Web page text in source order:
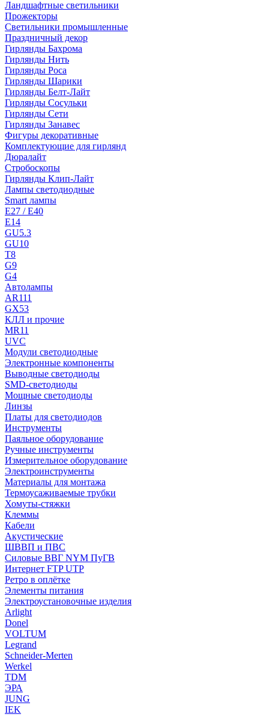
Ландшафтные светильники
Прожекторы
Светильники промышленные
Праздничный декор
Гирлянды Бахрома
Гирлянды Нить
Гирлянды Роса
Гирлянды Шарики
Гирлянды Белт-Лайт
Гирлянды Сосульки
Гирлянды Сети
Гирлянды Занавес
Фигуры декоративные
Комплектующие для гирлянд
Дюралайт
Стробоскопы
Гирлянды Клип-Лайт
Лампы светодиодные
Smart лампы
E27 / E40
E14
GU5.3
GU10
T8
G9
G4
Автолампы
AR111
GX53
КЛЛ и прочие
MR11
UVC
Модули светодиодные
Электронные компоненты
Выводные светодиоды
SMD-светодиоды
Мощные светодиоды
Линзы
Платы для светодиодов
Инструменты
Паяльное оборудование
Ручные инструменты
Измерительное оборудование
Электроинструменты
Материалы для монтажа
Термоусаживаемые трубки
Хомуты-стяжки
Клеммы
Кабели
Акустические
ШВВП и ПВС
Силовые ВВГ NYM ПуГВ
Интернет FTP UTP
Ретро в оплётке
Элементы питания
Электроустановочные изделия
Arlight
Donel
VOLTUM
Legrand
Schneider-Merten
Werkel
TDM
ЭРА
JUNG
IEK